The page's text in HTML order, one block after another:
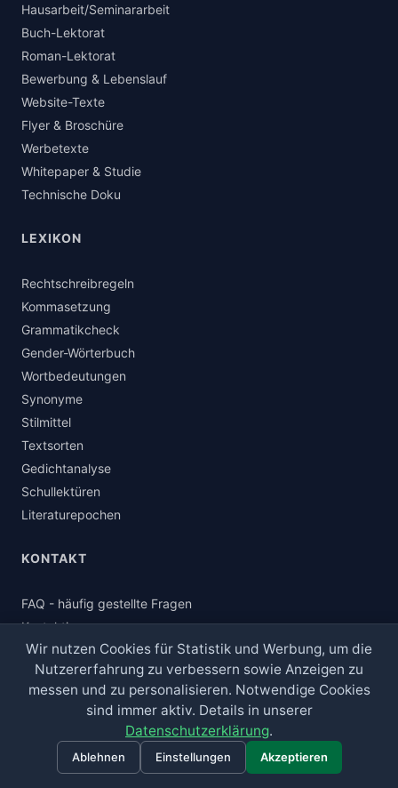
Hausarbeit/Seminararbeit
Buch-Lektorat
Roman-Lektorat
Bewerbung & Lebenslauf
Website-Texte
Flyer & Broschüre
Werbetexte
Whitepaper & Studie
Technische Doku
LEXIKON
Rechtschreibregeln
Kommasetzung
Grammatikcheck
Gender-Wörterbuch
Wortbedeutungen
Synonyme
Stilmittel
Textsorten
Gedichtanalyse
Schullektüren
Literaturepochen
KONTAKT
FAQ - häufig gestellte Fragen
Kontaktiere uns
Unser Blog
Pünktlichkeitsgarantie
Korrekturlesen B2B
Über unser Team
Akademische Integrität
Partner werden
Wir nutzen Cookies für Statistik und Werbung, um die
Nutzererfahrung zu verbessern sowie Anzeigen zu
messen und zu personalisieren. Notwendige Cookies
sind immer aktiv. Details in unserer
Datenschutzerklärung.
Ablehnen Einstellungen Akzeptieren